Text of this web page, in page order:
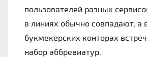
пользователей разных
в линиях обычно совпадают, а
букмекерских конторах
набор аббревиатур.